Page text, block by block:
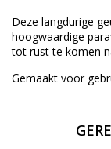
Deze langdurige
hoogwaardige
tot rust te komen
Gemaakt voor